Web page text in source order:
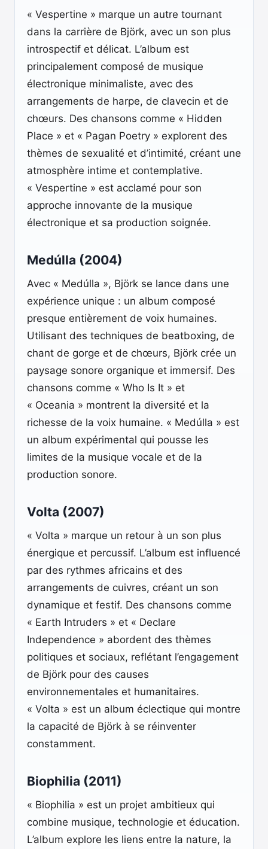
« Vespertine » marque un autre tournant
dans la carrière de Björk, avec un son plus
introspectif et délicat. L’album est
principalement composé de musique
électronique minimaliste, avec des
arrangements de harpe, de clavecin et de
chœurs. Des chansons comme « Hidden
Place » et « Pagan Poetry » explorent des
thèmes de sexualité et d’intimité, créant une
atmosphère intime et contemplative.
« Vespertine » est acclamé pour son
approche innovante de la musique
électronique et sa production soignée.
Medúlla (2004)
Avec « Medúlla », Björk se lance dans une
expérience unique : un album composé
presque entièrement de voix humaines.
Utilisant des techniques de beatboxing, de
chant de gorge et de chœurs, Björk crée un
paysage sonore organique et immersif. Des
chansons comme « Who Is It » et
« Oceania » montrent la diversité et la
richesse de la voix humaine. « Medúlla » est
un album expérimental qui pousse les
limites de la musique vocale et de la
production sonore.
Volta (2007)
« Volta » marque un retour à un son plus
énergique et percussif. L’album est influencé
par des rythmes africains et des
arrangements de cuivres, créant un son
dynamique et festif. Des chansons comme
« Earth Intruders » et « Declare
Independence » abordent des thèmes
politiques et sociaux, reflétant l’engagement
de Björk pour des causes
environnementales et humanitaires.
« Volta » est un album éclectique qui montre
la capacité de Björk à se réinventer
constamment.
Biophilia (2011)
« Biophilia » est un projet ambitieux qui
combine musique, technologie et éducation.
L’album explore les liens entre la nature, la